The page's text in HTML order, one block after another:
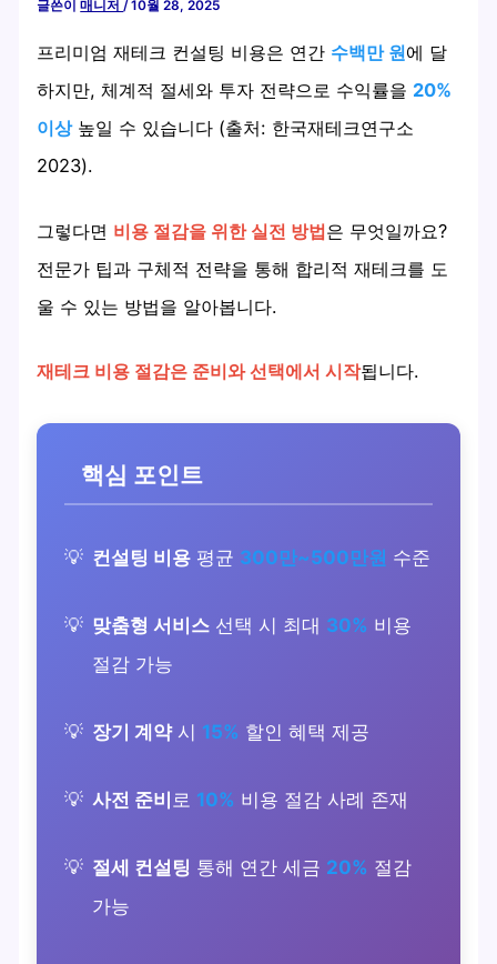
글쓴이매니저/10월 28, 2025
프리미엄 재테크 컨설팅 비용은 연간 수백만 원에 달
하지만, 체계적 절세와 투자 전략으로 수익률을 20%
이상높일 수 있습니다 (출처: 한국재테크연구소
2023).
그렇다면 비용 절감을 위한 실전 방법은 무엇일까요?
전문가 팁과 구체적 전략을 통해 합리적 재테크를 도
울 수 있는 방법을 알아봅니다.
재테크 비용 절감은 준비와 선택에서 시작됩니다.
핵심 포인트
컨설팅 비용 평균 300만~500만원 수준
맞춤형 서비스 선택 시 최대 30% 비용
절감 가능
장기 계약시 15% 할인 혜택 제공
사전 준비 로 10% 비용 절감 사례 존재
절세 컨설팅 통해 연간 세금 20% 절감
가능